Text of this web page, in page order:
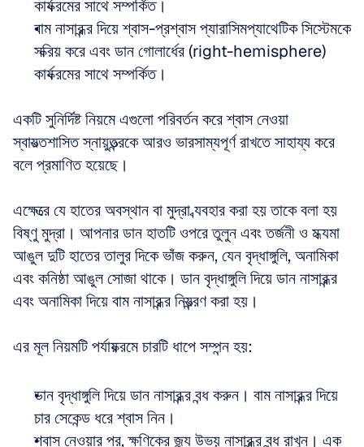
কার্যক্রমের সাথে সম্পর্কিত।
বাম নাসারন্ধ্র দিয়ে শ্বাস-প্রশ্বাস প্যারাসিমপ্যাথেটিক সিস্টেমকে
সক্রিয় করে এবং ডান গোলার্ধের (right-hemisphere)
কার্যক্রমের সাথে সম্পর্কিত।
একটি সুনির্দিষ্ট নিয়মে এগুলো পরিবর্তন করে শ্বাস নেওয়া
স্বায়ত্তশাসিত স্নায়ুতন্ত্রকে আরও ভারসাম্যপূর্ণ রাখতে সাহায্য করে
বলে প্রমাণিত হয়েছে।
এক্ষেত্রে যে হাতের অবস্থান বা মুদ্রা ব্যবহার করা হয় তাকে বলা হয়
বিষ্ণু মুদ্রা। আপনার ডান হাতটি ওপরে তুলুন এবং তর্জনী ও মধ্যমা
আঙুল দুটি হাতের তালুর দিকে ভাঁজ করুন, যেন বৃদ্ধাঙ্গুলি, অনামিকা
এবং কনিষ্ঠা আঙুল সোজা থাকে। ডান বৃদ্ধাঙ্গুলি দিয়ে ডান নাসারন্ধ্র
এবং অনামিকা দিয়ে বাম নাসারন্ধ্র নিয়ন্ত্রণ করা হয়।
এর মূল নিয়মটি পর্যায়ক্রমে চারটি ধাপে সম্পন্ন হয়:
ডান বৃদ্ধাঙ্গুলি দিয়ে ডান নাসারন্ধ্র বন্ধ করুন। বাম নাসারন্ধ্র দিয়ে
চার সেকেন্ড ধরে শ্বাস নিন।
শ্বাস নেওয়ার পর, ক্ষণিকের জন্য উভয় নাসারন্ধ্র বন্ধ রাখুন। এক